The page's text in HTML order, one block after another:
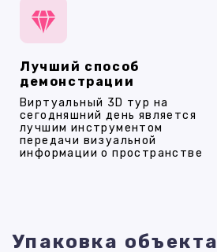
Лучший способ
демонстрации
Виртуальный 3D тур на
сегодняшний день является
лучшим инструментом
передачи визуальной
информации о пространстве
Упаковка объекта